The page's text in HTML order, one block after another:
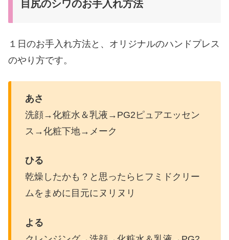
目尻のシワのお手入れ方法
１日のお手入れ方法と、オリジナルのハンドプレス
のやり方です。
あさ
洗顔→化粧水＆乳液→PG2ピュアエッセン
ス→化粧下地→メーク
ひる
乾燥したかも？と思ったらヒフミドクリー
ムをまめに目元にヌリヌリ
よる